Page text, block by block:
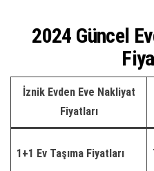
2024 Güncel
İznik Evden Eve Nakliyat
Fiyatları
1+1 Ev Taşıma Fiyatları